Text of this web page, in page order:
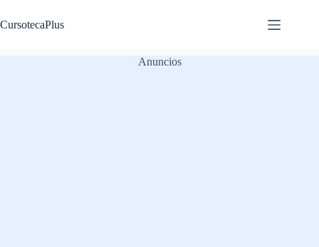
al
contenido
CursotecaPlus
Anuncios